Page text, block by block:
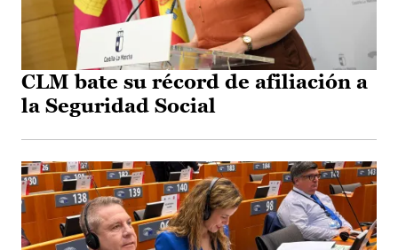
CLM bate su récord de afiliación a
la Seguridad Social